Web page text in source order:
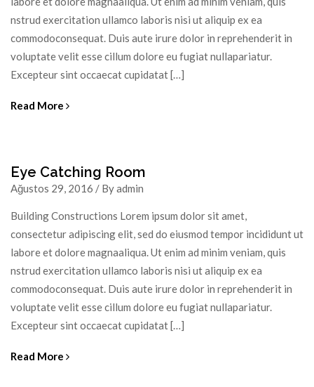
nstrud exercitation ullamco laboris nisi ut aliquip ex ea
commodoconsequat. Duis aute irure dolor in reprehenderit in
voluptate velit esse cillum dolore eu fugiat nullapariatur.
Excepteur sint occaecat cupidatat […]
Read More
Eye Catching Room
Ağustos 29, 2016 / By admin
Building Constructions Lorem ipsum dolor sit amet,
consectetur adipiscing elit, sed do eiusmod tempor incididunt ut
labore et dolore magnaaliqua. Ut enim ad minim veniam, quis
nstrud exercitation ullamco laboris nisi ut aliquip ex ea
commodoconsequat. Duis aute irure dolor in reprehenderit in
voluptate velit esse cillum dolore eu fugiat nullapariatur.
Excepteur sint occaecat cupidatat […]
Read More